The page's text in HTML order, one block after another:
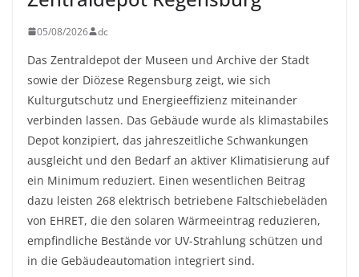
05/08/2026 dc
Das Zentraldepot der Museen und Archive der Stadt
sowie der Diözese Regensburg zeigt, wie sich
Kulturgutschutz und Energieeffizienz miteinander
verbinden lassen. Das Gebäude wurde als klimastabiles
Depot konzipiert, das jahreszeitliche Schwankungen
ausgleicht und den Bedarf an aktiver Klimatisierung auf
ein Minimum reduziert. Einen wesentlichen Beitrag
dazu leisten 268 elektrisch betriebene Faltschiebeläden
von EHRET, die den solaren Wärmeeintrag reduzieren,
empfindliche Bestände vor UV-Strahlung schützen und
in die Gebäudeautomation integriert sind.